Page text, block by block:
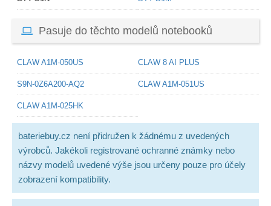
Pasuje do těchto modelů notebooků
CLAW A1M-050US CLAW 8 AI PLUS
S9N-0Z6A200-AQ2 CLAW A1M-051US
CLAW A1M-025HK
bateriebuy.cz není přidružen k žádnému z uvedených
výrobců. Jakékoli registrované ochranné známky nebo
názvy modelů uvedené výše jsou určeny pouze pro účely
zobrazení kompatibility.